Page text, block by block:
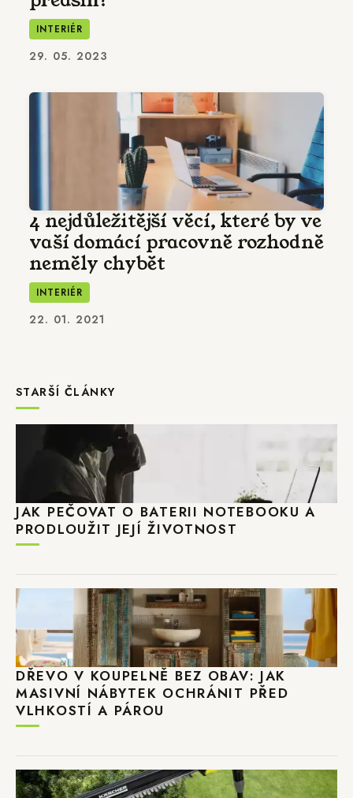
INTERIÉR
29. 05. 2023
4 nejdůležitější věcí, které by ve
vaší domácí pracovně rozhodně
neměly chybět
INTERIÉR
22. 01. 2021
STARŠÍ ČLÁNKY
JAK PEČOVAT O BATERII NOTEBOOKU A
PRODLOUŽIT JEJÍ ŽIVOTNOST
DŘEVO V KOUPELNĚ BEZ OBAV: JAK
MASIVNÍ NÁBYTEK OCHRÁNIT PŘED
VLHKOSTÍ A PÁROU